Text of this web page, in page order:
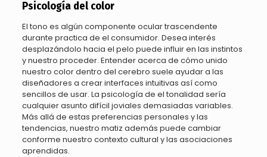
Psicología del color
El tono es algún componente ocular trascendente
durante practica de el consumidor. Desea interés
desplazándolo hacia el pelo puede influir en las instintos
y nuestro proceder. Entender acerca de cómo unido
nuestro color dentro del cerebro suele ayudar a las
diseñadores a crear interfaces intuitivas así­ como
sencillos de usar. La psicología de el tonalidad serí­a
cualquier asunto difícil joviales demasiadas variables.
Más allá de estas preferencias personales y las
tendencias, nuestro matiz además puede cambiar
conforme nuestro contexto cultural y las asociaciones
aprendidas.